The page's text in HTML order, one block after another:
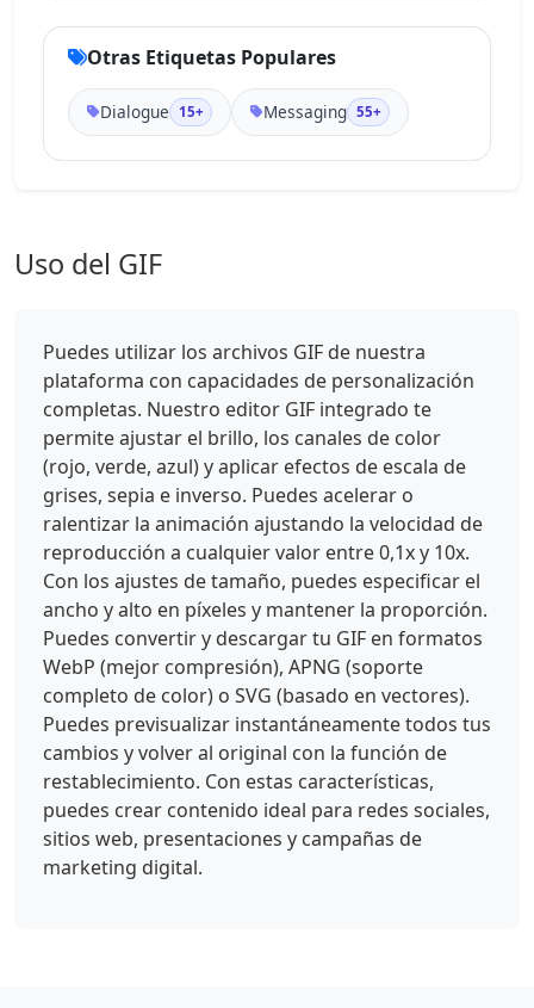
Otras Etiquetas Populares
Dialogue 15+ Messaging 55+
Uso del GIF
Puedes utilizar los archivos GIF de nuestra
plataforma con capacidades de personalización
completas. Nuestro editor GIF integrado te
permite ajustar el brillo, los canales de color
(rojo, verde, azul) y aplicar efectos de escala de
grises, sepia e inverso. Puedes acelerar o
ralentizar la animación ajustando la velocidad de
reproducción a cualquier valor entre 0,1x y 10x.
Con los ajustes de tamaño, puedes especificar el
ancho y alto en píxeles y mantener la proporción.
Puedes convertir y descargar tu GIF en formatos
WebP (mejor compresión), APNG (soporte
completo de color) o SVG (basado en vectores).
Puedes previsualizar instantáneamente todos tus
cambios y volver al original con la función de
restablecimiento. Con estas características,
puedes crear contenido ideal para redes sociales,
sitios web, presentaciones y campañas de
marketing digital.